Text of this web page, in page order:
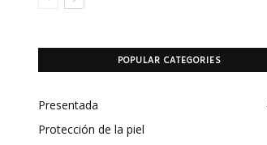
POPULAR CATEGORIES
Presentada
Protección de la piel